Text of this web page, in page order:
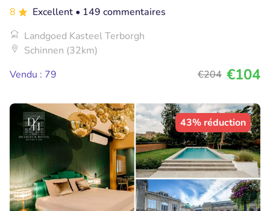
8 Excellent • 149 commentaires
Landgoed Kasteel Terborgh
Schinnen (32km)
Vendu : 79
€204 €104
43% réduction